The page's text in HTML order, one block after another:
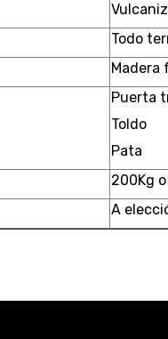
Todo
Puerta
Toldo
Pata
200Kg
A